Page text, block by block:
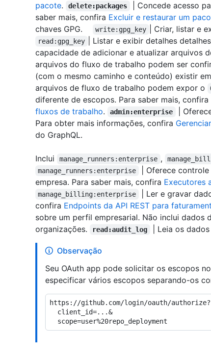
pacote. delete:packages
| Concede acesso
saber mais, confira Excluir e restaurar um
chaves GPG.
write:gpg_key | Criar, listar e
read:gpg_key | Listar e exibir detalhes
capacidade de adicionar e atualizar arquivos
arquivos do fluxo de trabalho podem ser
(com o mesmo caminho e conteúdo) existir
arquivos de fluxo de trabalho podem expor o
diferente de escopos. Para saber mais, confira
fluxos de trabalho. admin:enterprise
|
Para obter mais informações, confira
do GraphQL.
Inclui manage_runners:enterprise ,
manage_runners:enterprise
| Oferece
empresa. Para saber mais, confira Executores
manage_billing:enterprise
| Ler e gravar
confira Endpoints da API REST para
sobre um perfil empresarial. Não inclui
organizações.
read:audit_log | Leia os
Observação
Seu OAuth app pode solicitar os escopos
especificar vários escopos separando-os
https://github.com/login/oauth/authorize?